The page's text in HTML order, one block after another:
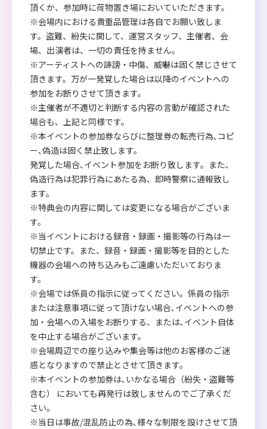
頂くか、参加時に荷物置き場においていただきます。
※会場内における貴重品管理は各自でお願い致しま
す。盗難、紛失に関して、運営スタッフ、主催者、会
場、出演者は、一切の責任を持ません。
※アーティストへの誹謗・中傷、威嚇は固く禁じさせて
頂きます。万が一発覚した場合は以降のイベントへの
参加をお断りさせて頂きます。
※主催者が不適切と判断する内容の言動が確認された
場合も、上記と同様です。
※本イベントの参加券ならびに整理券の転売行為､コピ
ー､偽造は固く禁止致します。
発覚した場合､イベント参加をお断り致します。また､
偽造行為は犯罪行為にあたる為、即時警察に通報致し
ます。
※特典会の内容に関しては変更になる場合がございま
す。
※当イベントにおける録音・録画・撮影等の行為は一
切禁止です。また、録音・録画・撮影等を目的とした
機器の会場への持ち込みもご遠慮いただいておりま
す。
※会場では係員の指示に従ってください。係員の指示
または注意事項に従って頂けない場合､イベントへの参
加・会場への入場をお断りする、または､イベント自体
を中止する場合がございます。
※会場周辺での座り込みや集会等は他のお客様のご迷
惑となりますので禁止とさせて頂きます。
※本イベントの参加券は､いかなる場合（紛失・盗難等
含む） においても再発行は致しませんのでご了承くだ
さい。
※当日は事故/混乱防止の為､様々な制限を設けさせて頂